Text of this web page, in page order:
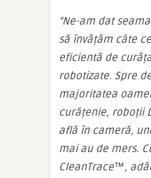
“Ne-am dat
să învățăm câte
eficientă de
robotizate. Spre
majoritatea
curățenie, roboții
află în cameră,
mai au de mers.
CleanTrace™,